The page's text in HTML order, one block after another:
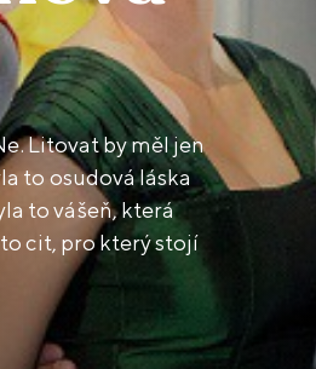
Litovat by měl jen
to vášeň, která
cit, pro který stojí